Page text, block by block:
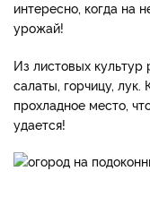
интересно, когда на
урожай!
Из листовых культур
салаты, горчицу,
прохладное место,
удается!